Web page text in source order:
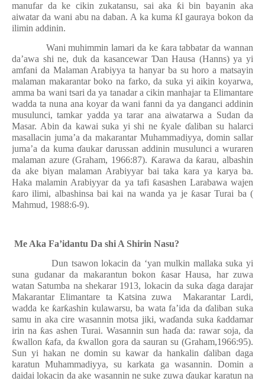
manufar da ke cikin zukatansu, sai aka ƙi bin bayanin aka
aiwatar da wani abu na daban. A ka kuma ƙI gauraya bokon da
ilimin addinin.
Wani muhimmin lamari da ke ƙara tabbatar da wannan
da’awa shi ne, duk da kasancewar Ɗan Hausa (Hanns) ya yi
amfani da Malaman Arabiyya ta hanyar ba su horo a matsayin
malaman makarantar boko na farko, da suka yi aikin koyarwa,
amma ba wani tsari da ya tanadar a cikin manhajar ta Elimantare
wadda ta nuna ana koyar da wani fanni da ya danganci addinin
musulunci, tamkar yadda ya tarar ana aiwatarwa a Sudan da
Masar. Abin da kawai suka yi shi ne ƙyale ɗaliban su halarci
masallacin juma’a da makarantar Muhammadiyya, domin sallar
juma’a da kumaɗaukar darussan addinin musulunci a wuraren
malaman azure (Graham, 1966:87). Ƙarawa da ƙarau, albashin
da ake biyan malaman Arabiyyar bai taka kara ya karya ba.
Haka malamin Arabiyyar da ya tafi ƙasashen Larabawa wajen
ƙaro ilimi, albashinsa bai kai na wanda ya je ƙasar Turai ba (
Mahmud, 1988:6-9).
Me Aka Fa’idantu Da shi A Shirin Nasu?
Dun tsawon lokacin da ‘yan mulkin mallaka suka yi
suna gudanar da makarantun bokon ƙasar Hausa, har zuwa
watan Satumba na shekarar 1913, lokacin da suka ɗaga darajar
Makarantar Elimantare ta Katsina zuwa
Makarantar Lardi,
wadda ke ƙarƙashin kulawarsu, ba wata fa’ida daɗaliban suka
samu in aka cire wasannin motsa jiki, waɗanda suka ƙaddamar
irin na ƙas ashen Turai. Wasannin sun haɗa da: rawar soja, da
ƙwallon ƙafa, da ƙwallon gora da sauran su (Graham,1966:95).
Sun yi hakan ne domin su kawar da hankalin ɗaliban daga
karatun Muhammadiyya, su karkata ga wasannin. Domin a
daidai lokacin da ake wasannin ne suke zuwaɗaukar karatun na